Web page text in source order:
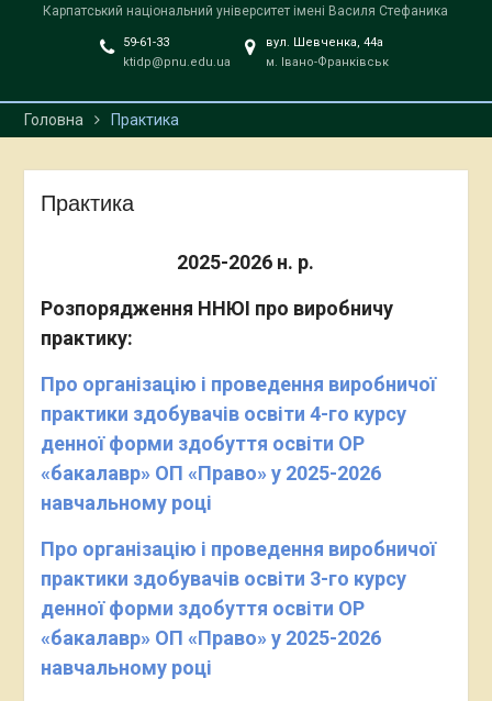
Карпатський національний університет імені Василя Стефаника
59-61-33
ktidp@pnu.edu.ua
вул. Шевченка, 44а
м. Івано-Франківськ
Головна Практика
Практика
2025-2026 н. р.
Розпорядження ННЮІ про виробничу
практику:
Про організацію і проведення виробничої
практики здобувачів освіти 4-го курсу
денної форми здобуття освіти ОР
«бакалавр» ОП «Право»у 2025-2026
навчальному році
Про організацію і проведення виробничої
практики здобувачів освіти 3-го курсу
денної форми здобуття освіти ОР
«бакалавр» ОП «Право»у 2025-2026
навчальному році